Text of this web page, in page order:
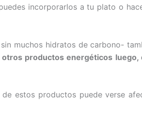
incorporarlos a tu plato o
muchos hidratos de carbono-
productos energéticos luego,
estos productos puede verse